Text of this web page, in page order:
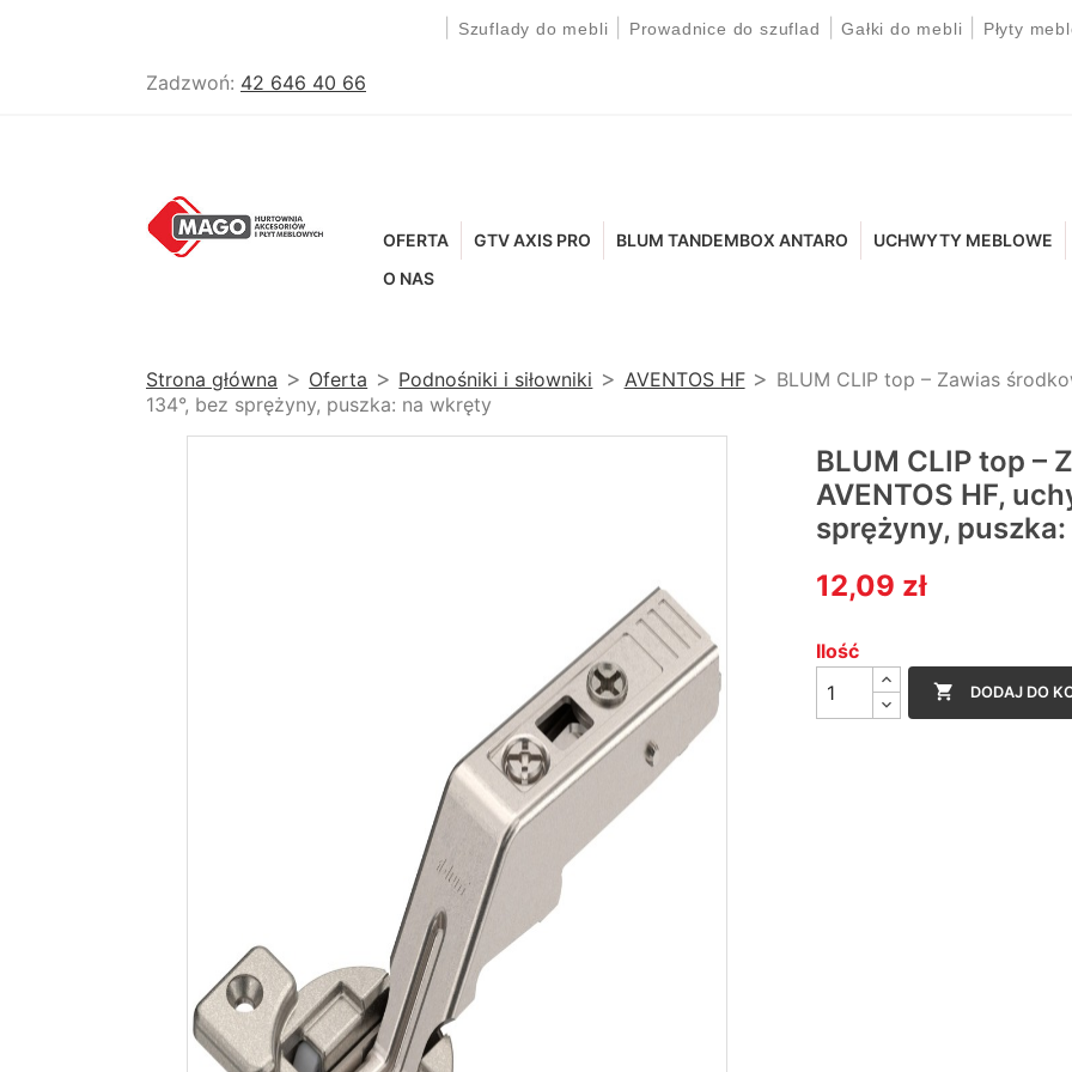
Szuflady do mebli Prowadnice do szuflad |Gałki do mebli Płyty
Zadzwoń: 42 646 40 66
OFERTA GTV AXIS PRO BLUM TANDEMBOX ANTARO UCHWYTY MEBLOWE
O NAS
Strona główna Oferta Podnośniki i siłowniki AVENTOS HF
BLUM CLIP top – Zawias
134°, bez sprężyny, puszka: na wkręty
BLUM CLIP top –
AVENTOS HF,
sprężyny,
12,09 zł
Ilość
 DODAJ DO